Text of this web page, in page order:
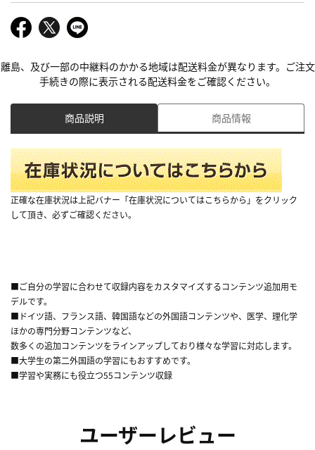
離島、及び一部の中継料のかかる地域は配送料金が異なります。ご注文
手続きの際に表示される配送料金をご確認ください。
商品説明 商品情報
正確な在庫状況は上記バナー「在庫状況についてはこちらから」をクリック
して頂き、必ずご確認ください。
■ご自分の学習に合わせて収録内容をカスタマイズするコンテンツ追加用モ
デルです。
■ドイツ語、フランス語、韓国語などの外国語コンテンツや、医学、理化学
ほかの専門分野コンテンツなど、
数多くの追加コンテンツをラインアップしており様々な学習に対応します。
■大学生の第二外国語の学習にもおすすめです。
■学習や実務にも役立つ55コンテンツ収録
ユーザーレビュー